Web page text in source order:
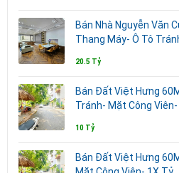
Bán Nhà Nguyễn Văn
Thang Máy- Ô Tô
20.5 Tỷ
Bán Đất Việt Hưng
Tránh- Mặt Công
10 Tỷ
Bán Đất Việt Hưng